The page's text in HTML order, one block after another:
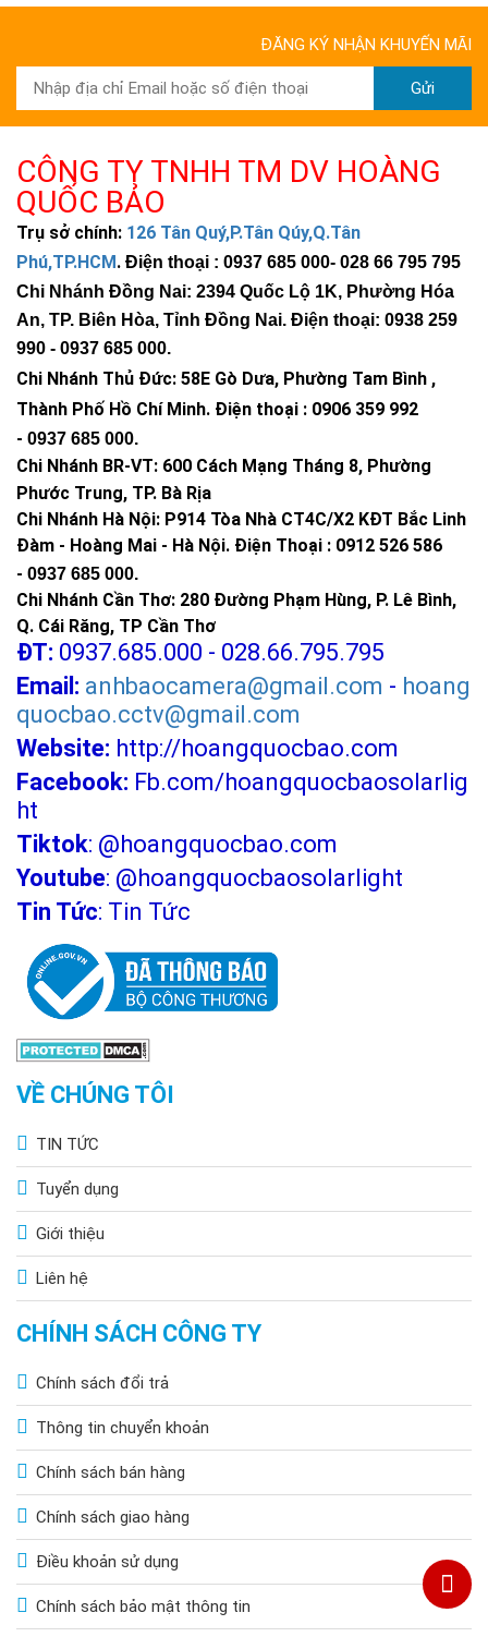
ĐĂNG KÝ NHẬN KHUYẾN MÃI
Gửi
CÔNG TY TNHH TM DV HOÀNG
QUỐC BẢO
Trụ sở chính: 126 Tân Quý,P.Tân Qúy,Q.Tân
Phú,TP.HCM. Điện thoại : 0937 685 000- 028 66 795 795
Chi Nhánh Đồng Nai: 2394 Quốc Lộ 1K, Phường Hóa
An, TP. Biên Hòa, Tỉnh Đồng Nai. Điện thoại: 0938 259
990 - 0937 685 000.
Chi Nhánh Thủ Đức: 58E Gò Dưa, Phường Tam Bình ,
Thành Phố Hồ Chí Minh. Điện thoại : 0906 359 992
- 0937 685 000.
Chi Nhánh BR-VT: 600 Cách Mạng Tháng 8, Phường
Phước Trung, TP. Bà Rịa
Chi Nhánh Hà Nội: P914 Tòa Nhà CT4C/X2 KĐT Bắc Linh
Đàm - Hoàng Mai - Hà Nội. Điện Thoại : 0912 526 586
- 0937 685 000.
Chi Nhánh Cần Thơ: 280 Đường Phạm Hùng, P. Lê Bình,
Q. Cái Răng, TP Cần Thơ
ĐT: 0937.685.000 - 028.66.795.795
Email: anhbaocamera@gmail.com - hoang
quocbao.cctv@gmail.com
Website: http://hoangquocbao.com
Facebook: Fb.com/hoangquocbaosolarlig
ht
Tiktok: @hoangquocbao.com
Youtube: @hoangquocbaosolarlight
Tin Tức: Tin Tức
VỀ CHÚNG TÔI
TIN TỨC
Tuyển dụng
Giới thiệu
Liên hệ
CHÍNH SÁCH CÔNG TY
Chính sách đổi trả
Thông tin chuyển khoản
Chính sách bán hàng
Chính sách giao hàng
Điều khoản sử dụng
Chính sách bảo mật thông tin